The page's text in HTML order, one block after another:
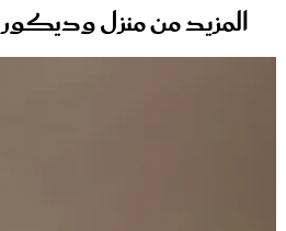
المزيد من منزل وديكور